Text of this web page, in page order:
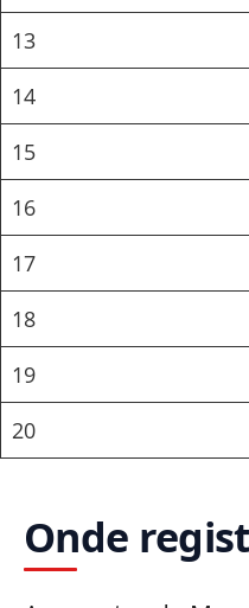
13
14
15
16
17
18
19
20
Onde